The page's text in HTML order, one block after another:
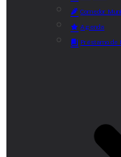
Comedor
Agenda
Préstamo de